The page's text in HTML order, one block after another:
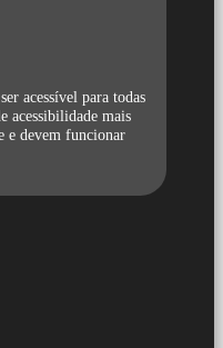
acessível para todas
acessibilidade mais
e devem funcionar